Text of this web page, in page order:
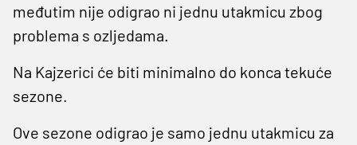
međutim nije odigrao ni jednu utakmicu zbog
problema s ozljedama.
Na Kajzerici će biti minimalno do konca tekuće
sezone.
Ove sezone odigrao je samo jednu utakmicu za